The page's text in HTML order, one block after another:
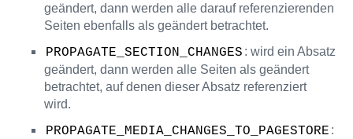
geändert, dann werden alle darauf referenzierenden
Seiten ebenfalls als geändert betrachtet.
PROPAGATE_SECTION_CHANGES : wird ein Absatz
geändert, dann werden alle Seiten als geändert
betrachtet, auf denen dieser Absatz referenziert
wird.
PROPAGATE_MEDIA_CHANGES_TO_PAGESTORE :